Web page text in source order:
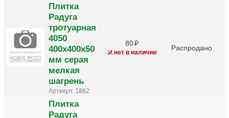
Плитка
Радуга
тротуарная
4050
400х400х50
мм серая
мелкая
шагрень
Артикул: 1862
80
нет в наличии
Распродано
Плитка
Радуга